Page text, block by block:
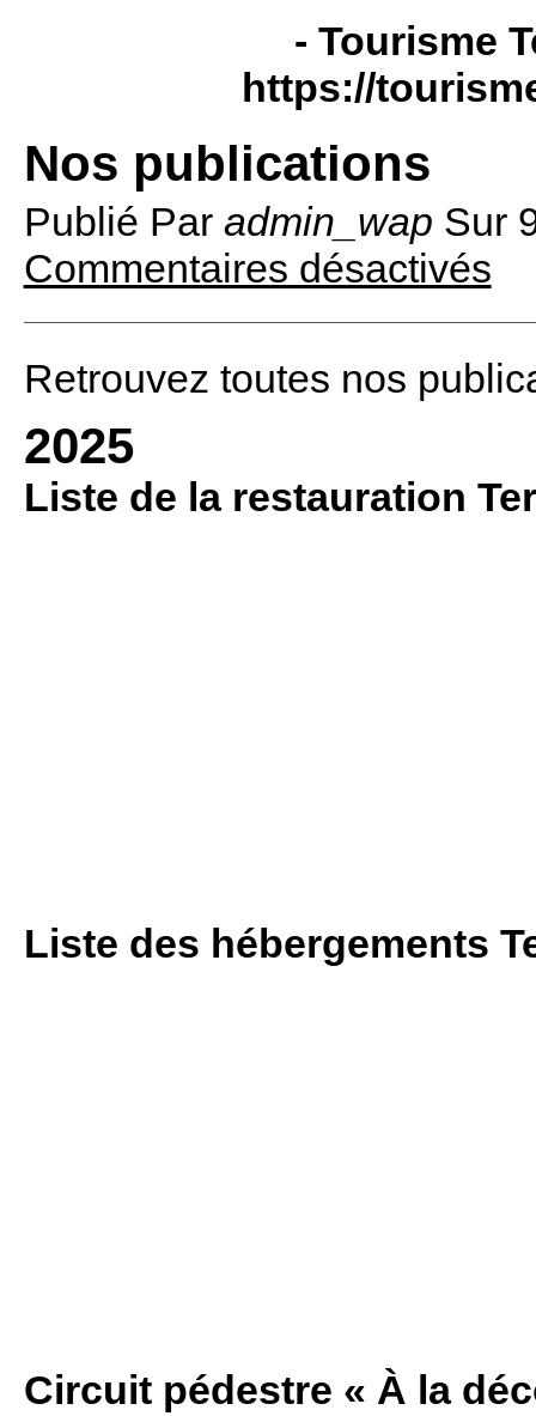
- Tourisme
https://
Nos publications
Publié Par admin_wap Sur
Commentaires désactivés
Retrouvez toutes nos
2025
Liste de la restauration
Liste des hébergements
Circuit pédestre « À la